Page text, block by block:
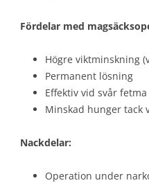
Fördelar med
Högre viktminskning
Permanent lösning
Effektiv vid svår
Minskad hunger tack
Nackdelar:
Operation under